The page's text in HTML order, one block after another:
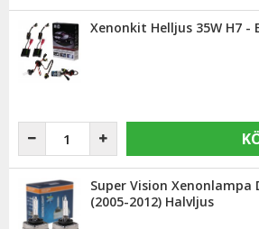
Xenonkit Helljus 35W H7 -
Super Vision Xenonlampa
(2005-2012) Halvljus